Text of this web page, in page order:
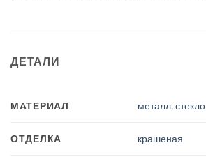
ДЕТАЛИ
МАТЕРИАЛ металл,стекло
ОТДЕЛКА крашеная